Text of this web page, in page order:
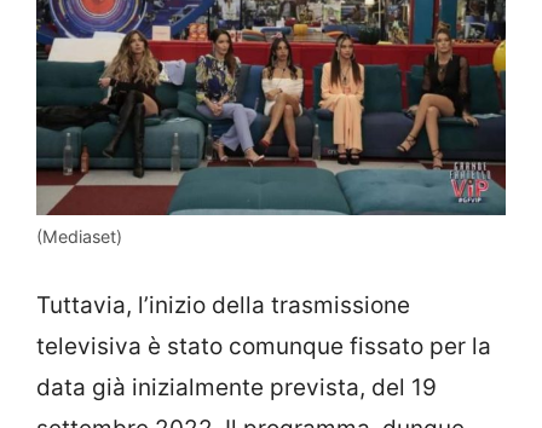
(Mediaset)
Tuttavia, l’inizio della trasmissione
televisiva è stato comunque fissato per la
data già inizialmente prevista, del 19